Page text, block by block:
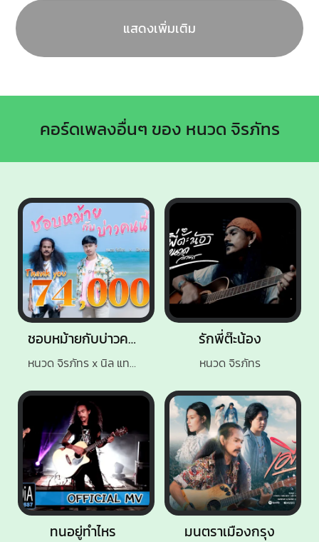
แสดงเพิ่มเติม
คอร์ดเพลงอื่นๆ ของ หนวด จิรภัทร
ทนอยู่ทำไหร
ชอบหม้ายกับบ่าวคนนี้
หนวด จิรภัทร x นิล แทมมะริน
รักพี่ต๊ะน้อง
หนวด จิรภัทร
มนตราเมืองกรุง